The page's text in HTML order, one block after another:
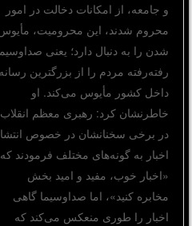
و جامعه، از امکانات دخالت در امور
محروم شدند، این محرومیت، مأیوس
شدن را به دنبال دارد؛ یعنی صداوسیما
رفته‌رفته مردم را از بزرگترین رسانه
داخل کشور مأیوس می‌کند. او
خاطرنشان کرد: رهبری معظم انقلاب
در برخی سخنانشان در خصوص انتشار
اخبار به گونه‌های مختلف فرمودند که
«اخبار خوب، مفید و امید بخش
مخابره کنید»، اما صداوسیما گاهی
اخبار را طوری منعکس می‌کند که